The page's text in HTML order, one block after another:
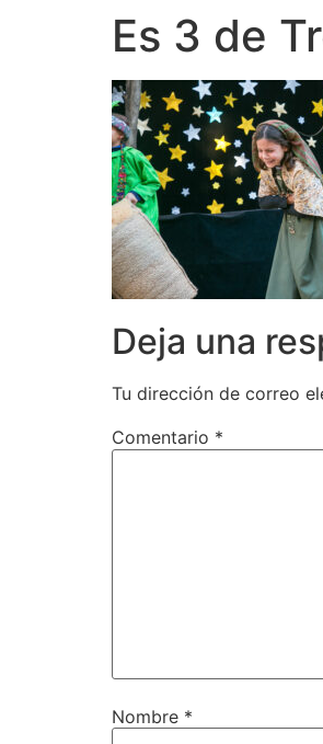
Es 3 de
Deja una
Tu dirección de correo
Comentario *
Nombre *